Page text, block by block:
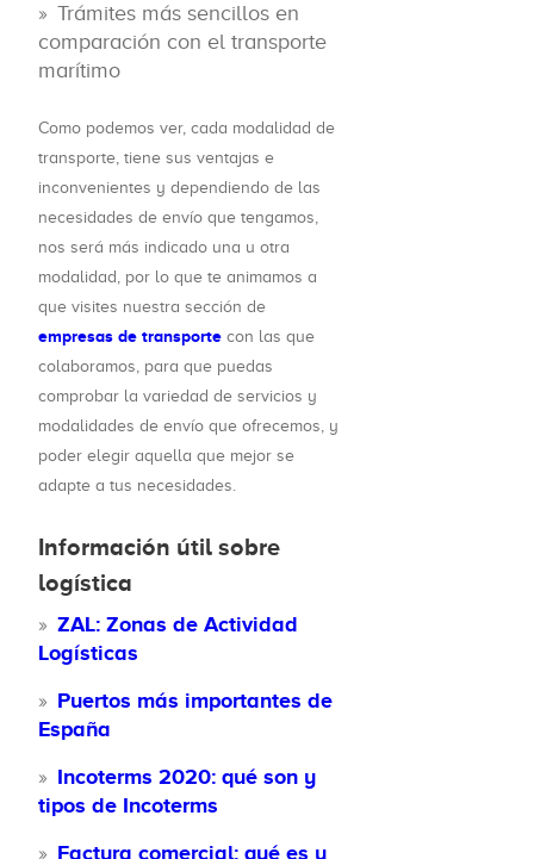
Trámites más sencillos en
comparación con el transporte
marítimo
Como podemos ver, cada modalidad de
transporte, tiene sus ventajas e
inconvenientes y dependiendo de las
necesidades de envío que tengamos,
nos será más indicado una u otra
modalidad, por lo que te animamos a
que visites nuestra sección de
empresas de transporte con las que
colaboramos, para que puedas
comprobar la variedad de servicios y
modalidades de envío que ofrecemos, y
poder elegir aquella que mejor se
adapte a tus necesidades.
Información útil sobre
logística
ZAL: Zonas de Actividad
Logísticas
Puertos más importantes de
España
Incoterms 2020: qué son y
tipos de Incoterms
Factura comercial: qué es y